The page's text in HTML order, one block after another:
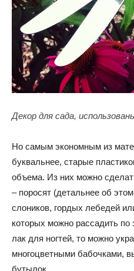
Декор для сада,
Но самым экономным из
буквальнее, старые
объема. Из них можно
– поросят (детальнее об
слоников, гордых лебедей
которых можно рассадить
лак для ногтей, то можно
многоцветными бабочками,